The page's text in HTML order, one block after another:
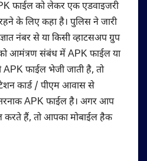
फाईल को लेकर एक एडवाइजरी
के लिए कहा है। पुलिस ने जारी
नंबर से या किसी व्हाटसअप ग्रुप
आमंत्रण संबंध में APK फाईल या
फाईल भेजी जाती है, तो
कार्ड / पीएम आवास से
APK फाईल है। अगर आप
करते हैं, तो आपका मोबाईल हैक